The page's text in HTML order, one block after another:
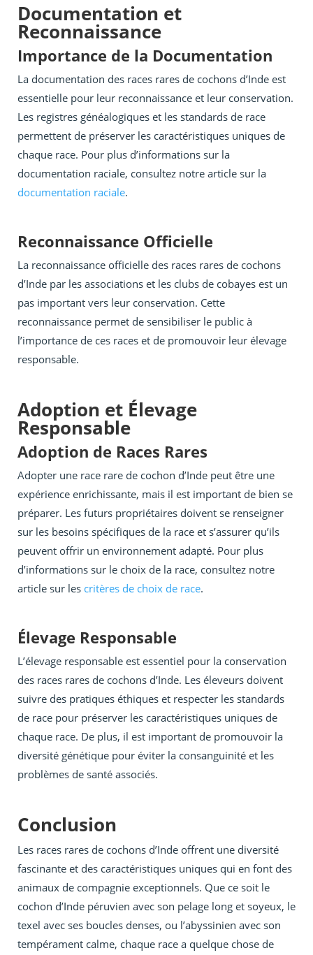
Documentation et
Reconnaissance
Importance de la Documentation
La documentation des races rares de cochons d’Inde est
essentielle pour leur reconnaissance et leur conservation.
Les registres généalogiques et les standards de race
permettent de préserver les caractéristiques uniques de
chaque race. Pour plus d’informations sur la
documentation raciale, consultez notre article sur la
documentation raciale.
Reconnaissance Officielle
La reconnaissance officielle des races rares de cochons
d’Inde par les associations et les clubs de cobayes est un
pas important vers leur conservation. Cette
reconnaissance permet de sensibiliser le public à
l’importance de ces races et de promouvoir leur élevage
responsable.
Adoption et Élevage
Responsable
Adoption de Races Rares
Adopter une race rare de cochon d’Inde peut être une
expérience enrichissante, mais il est important de bien se
préparer. Les futurs propriétaires doivent se renseigner
sur les besoins spécifiques de la race et s’assurer qu’ils
peuvent offrir un environnement adapté. Pour plus
d’informations sur le choix de la race, consultez notre
article sur les critères de choix de race.
Élevage Responsable
L’élevage responsable est essentiel pour la conservation
des races rares de cochons d’Inde. Les éleveurs doivent
suivre des pratiques éthiques et respecter les standards
de race pour préserver les caractéristiques uniques de
chaque race. De plus, il est important de promouvoir la
diversité génétique pour éviter la consanguinité et les
problèmes de santé associés.
Conclusion
Les races rares de cochons d’Inde offrent une diversité
fascinante et des caractéristiques uniques qui en font des
animaux de compagnie exceptionnels. Que ce soit le
cochon d’Inde péruvien avec son pelage long et soyeux, le
texel avec ses boucles denses, ou l’abyssinien avec son
tempérament calme, chaque race a quelque chose de